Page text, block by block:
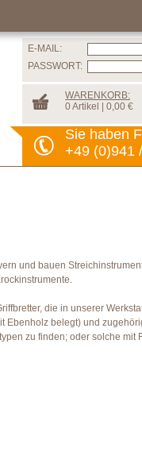
E-MAIL:
PASSWORT:
WARENKORB:
0 Artikel | 0,00 €
Sie haben
+49 (0)941
und bauen
die in unserer
Ebenholz belegt) und
zu finden; oder solche mit